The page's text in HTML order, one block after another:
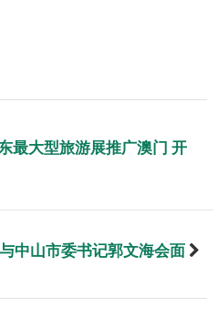
最大型旅游展推广澳门 开
中山市委书记郭文海会面